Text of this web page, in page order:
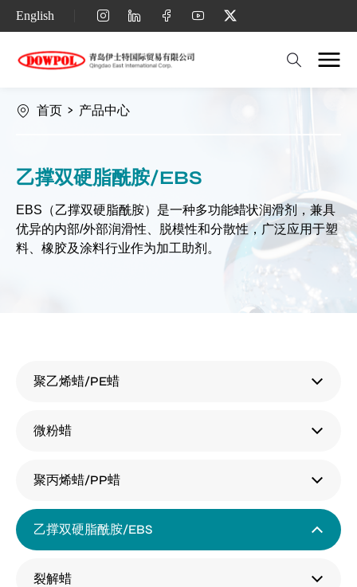
China
Factory
Suppliers:
Bulk
Ethylene
Bis
Streamside
Wax
(EBS
Best
Prices
English
首页 > 产品中心
乙撑双硬脂酰胺/EBS
EBS（乙撑双硬脂酰胺）是一种多功能蜡状润滑剂，兼具
优异的内部/外部润滑性、脱模性和分散性，广泛应用于塑
料、橡胶及涂料行业作为加工助剂。
聚乙烯蜡/PE蜡
微粉蜡
聚丙烯蜡/PP蜡
乙撑双硬脂酰胺/EBS
裂解蜡